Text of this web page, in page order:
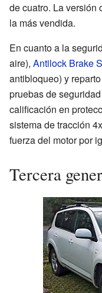
de cuatro. La versión
la más vendida.
En cuanto a la
aire), Antilock Brake
antibloqueo) y
pruebas de
calificación en
sistema de tracción
fuerza del motor por
Tercera